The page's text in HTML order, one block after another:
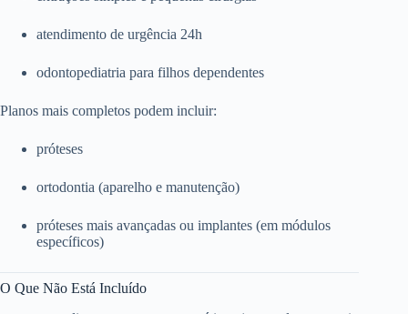
atendimento de urgência 24h
odontopediatria para filhos dependentes
Planos mais completos podem incluir:
próteses
ortodontia (aparelho e manutenção)
próteses mais avançadas ou implantes (em módulos
específicos)
O Que Não Está Incluído